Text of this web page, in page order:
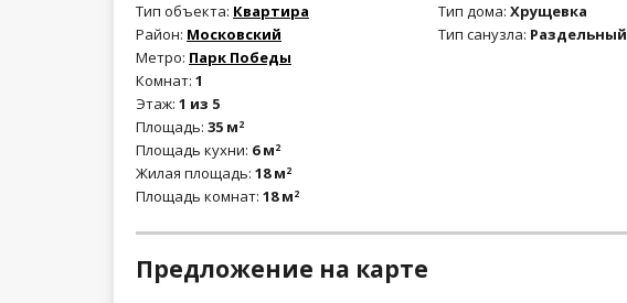
Тип объекта: Квартира
Район: Московский
Метро: Парк Победы
Комнат: 1
Этаж: 1 из 5
Площадь: 35 м2
Площадь кухни: 6 м2
Жилая площадь: 18 м2
Площадь комнат: 18 м2
Тип дома:Хрущевка
Тип санузла: Раздельный
Предложение на карте